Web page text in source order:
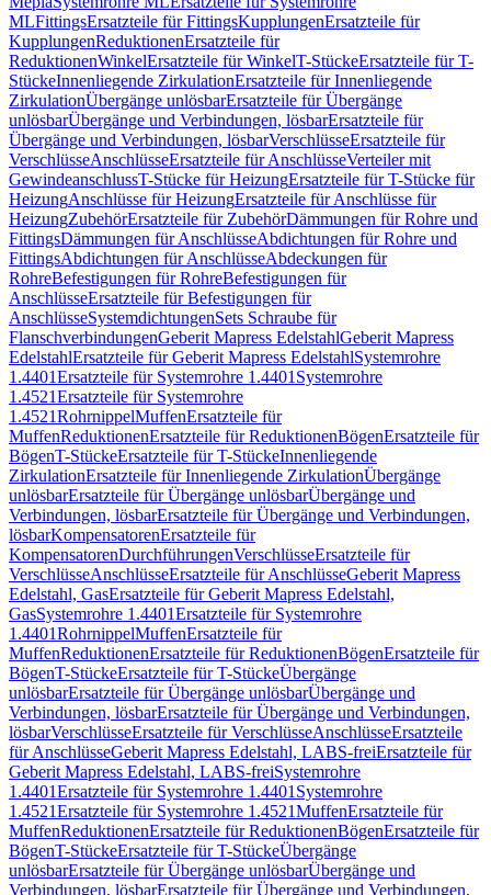
MLFittingsErsatzteile für FittingsKupplungenErsatzteile für
KupplungenReduktionenErsatzteile für
ReduktionenWinkelErsatzteile für WinkelT-StückeErsatzteile für T-
StückeInnenliegende ZirkulationErsatzteile für Innenliegende
ZirkulationÜbergänge unlösbarErsatzteile für Übergänge
unlösbarÜbergänge und Verbindungen, lösbarErsatzteile für
Übergänge und Verbindungen, lösbarVerschlüsseErsatzteile für
VerschlüsseAnschlüsseErsatzteile für AnschlüsseVerteiler mit
GewindeanschlussT-Stücke für HeizungErsatzteile für T-Stücke für
HeizungAnschlüsse für HeizungErsatzteile für Anschlüsse für
HeizungZubehörErsatzteile für ZubehörDämmungen für Rohre und
FittingsDämmungen für AnschlüsseAbdichtungen für Rohre und
FittingsAbdichtungen für AnschlüsseAbdeckungen für
RohreBefestigungen für RohreBefestigungen für
AnschlüsseErsatzteile für Befestigungen für
AnschlüsseSystemdichtungenSets Schraube für
FlanschverbindungenGeberit Mapress EdelstahlGeberit Mapress
EdelstahlErsatzteile für Geberit Mapress EdelstahlSystemrohre
1.4401Ersatzteile für Systemrohre 1.4401 Systemrohre
1.4521Ersatzteile für Systemrohre
1.4521RohrnippelMuffenErsatzteile für
MuffenReduktionenErsatzteile für ReduktionenBögenErsatzteile für
BögenT-StückeErsatzteile für T-StückeInnenliegende
ZirkulationErsatzteile für Innenliegende ZirkulationÜbergänge
unlösbarErsatzteile für Übergänge unlösbarÜbergänge und
Verbindungen, lösbarErsatzteile für Übergänge und Verbindungen,
lösbarKompensatorenErsatzteile für
KompensatorenDurchführungenVerschlüsseErsatzteile für
VerschlüsseAnschlüsseErsatzteile für AnschlüsseGeberit Mapress
Edelstahl, GasErsatzteile für Geberit Mapress Edelstahl,
GasSystemrohre 1.4401Ersatzteile für Systemrohre
1.4401RohrnippelMuffenErsatzteile für
MuffenReduktionenErsatzteile für ReduktionenBögenErsatzteile für
BögenT-StückeErsatzteile für T-StückeÜbergänge
unlösbarErsatzteile für Übergänge unlösbarÜbergänge und
Verbindungen, lösbarErsatzteile für Übergänge und Verbindungen,
lösbarVerschlüsseErsatzteile für VerschlüsseAnschlüsseErsatzteile
für AnschlüsseGeberit Mapress Edelstahl, LABS-freiErsatzteile für
Geberit Mapress Edelstahl, LABS-freiSystemrohre
1.4401Ersatzteile für Systemrohre 1.4401 Systemrohre
1.4521Ersatzteile für Systemrohre 1.4521MuffenErsatzteile für
MuffenReduktionenErsatzteile für ReduktionenBögenErsatzteile für
BögenT-StückeErsatzteile für T-StückeÜbergänge
unlösbarErsatzteile für Übergänge unlösbarÜbergänge und
Verbindungen, lösbarErsatzteile für Übergänge und Verbindungen,